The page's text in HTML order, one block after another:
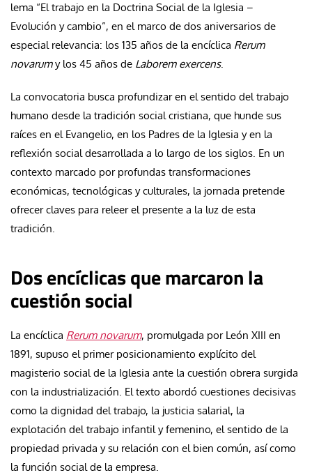
lema “El trabajo en la Doctrina Social de la Iglesia –
Evolución y cambio”, en el marco de dos aniversarios de
especial relevancia: los 135 años de la encíclica Rerum
novarumy los 45 años de Laborem exercens.
La convocatoria busca profundizar en el sentido del trabajo
humano desde la tradición social cristiana, que hunde sus
raíces en el Evangelio, en los Padres de la Iglesia y en la
reflexión social desarrollada a lo largo de los siglos. En un
contexto marcado por profundas transformaciones
económicas, tecnológicas y culturales, la jornada pretende
ofrecer claves para releer el presente a la luz de esta
tradición.
Dos encíclicas que marcaron la
cuestión social
La encíclica Rerum novarum, promulgada por León XIII en
1891, supuso el primer posicionamiento explícito del
magisterio social de la Iglesia ante la cuestión obrera surgida
con la industrialización. El texto abordó cuestiones decisivas
como la dignidad del trabajo, la justicia salarial, la
explotación del trabajo infantil y femenino, el sentido de la
propiedad privada y su relación con el bien común, así como
la función social de la empresa.